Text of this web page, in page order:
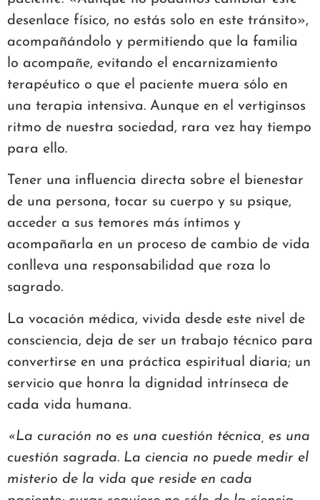
desenlace físico, no estás solo en este tránsito»,
acompañándolo y permitiendo que la familia
lo acompañe, evitando el encarnizamiento
terapéutico o que el paciente muera sólo en
una terapia intensiva. Aunque en el vertiginsos
ritmo de nuestra sociedad, rara vez hay tiempo
para ello.
Tener una influencia directa sobre el bienestar
de una persona, tocar su cuerpo y su psique,
acceder a sus temores más íntimos y
acompañarla en un proceso de cambio de vida
conlleva una responsabilidad que roza lo
sagrado.
La vocación médica, vivida desde este nivel de
consciencia, deja de ser un trabajo técnico para
convertirse en una práctica espiritual diaria; un
servicio que honra la dignidad intrínseca de
cada vida humana.
«La curación no es una cuestión técnica, es una
cuestión sagrada. La ciencia no puede medir el
misterio de la vida que reside en cada